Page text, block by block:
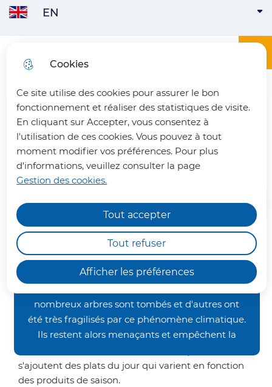
Cookies
Ce site utilise des cookies pour assurer le bon
fonctionnement et réaliser des statistiques de visite.
En cliquant sur Accepter, vous consentez à
l'utilisation de ces cookies. Vous pouvez à tout
moment modifier vos préférences. Pour plus
d'informations, veuillez consulter la page
Gestion des cookies.
Afficher les préférences
Tout accepter
Tout refuser
Skip to
fermer
Chemins de randonnée
impraticables
Nous vous informons qu'en raison des dégâts
occasionnés par les orages de la fin juin, nos
nombreux arbres sont tombés et d'autres ont
été très fragilisés par ce phénomène climatique.
Ils restent alors menaçants et empêchent la
Nous vous demandons donc un peu de patience
avant de retrouver nos sentiers dans un meilleur
Office du tourisme du Pays du Vermandois
Main menu
EN
ENGLISH
Le Borsalino
Cet établissement qui vous reçoit
dans un cadre classique vous
propose de choisir parmi ses
pizzas.
"Le Borsalino" vous propose ses pizzas à
s'ajoutent des plats du jour qui varient en fonction
des produits de saison.